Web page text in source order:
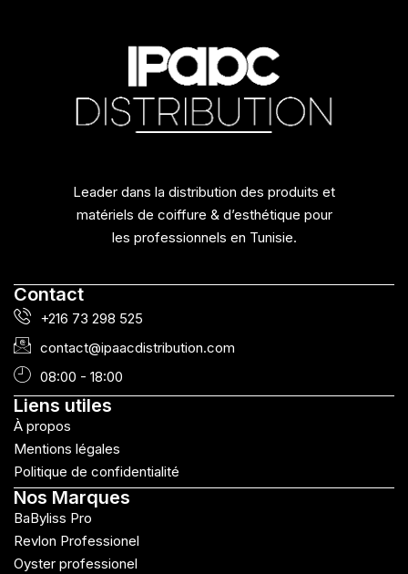
Leader dans la distribution des produits et
matériels de coiffure & d’esthétique pour
les professionnels en Tunisie.
Contact
+216 73 298 525
contact@ipaacdistribution.com
08:00 - 18:00
Liens utiles
À propos
Mentions légales
Politique de confidentialité
Nos Marques
BaByliss Pro
Revlon Professionel
Oyster professionel